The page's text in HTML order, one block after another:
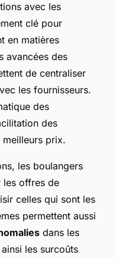
avec les
clé pour
en matières
avancées des
de centraliser
les fournisseurs.
des
des
prix.
les boulangers
les offres de
celles qui sont les
permettent aussi
dans les
les surcoûts